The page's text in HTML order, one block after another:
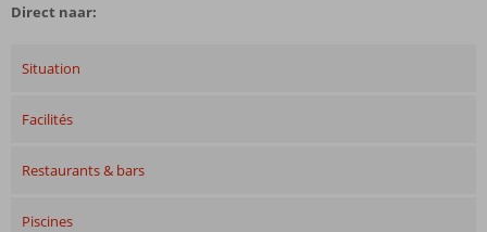
Direct naar:
Situation
Facilités
Restaurants & bars
Piscines